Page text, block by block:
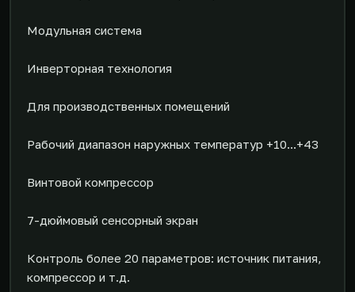
Модульная система
Инверторная технология
Для производственных помещений
Рабочий диапазон наружных температур +10...+43
Винтовой компрессор
7-дюймовый сенсорный экран
Контроль более 20 параметров: источник питания,
компрессор и т.д.